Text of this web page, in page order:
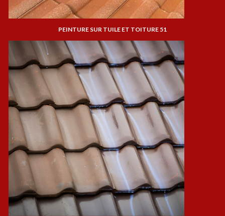
PEINTURE SUR TUILE ET TOITURE 51